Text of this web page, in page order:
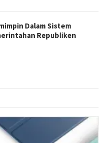
Dalam Sistem
Republiken